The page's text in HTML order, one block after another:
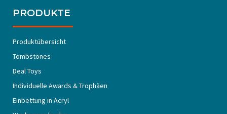
PRODUKTE
Produktübersicht
Tombstones
Deal Toys
Individuelle Awards & Trophäen
Einbettung in Acryl